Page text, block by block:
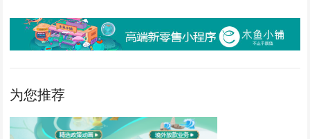
为您推荐